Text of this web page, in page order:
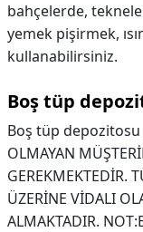
bahçelerde,
yemek pişirmek,
kullanabilirsiniz.
Boş tüp
Boş tüp depozitosu
OLMAYAN
GEREKMEKTEDİR.
ÜZERİNE VİDALI
ALMAKTADIR.